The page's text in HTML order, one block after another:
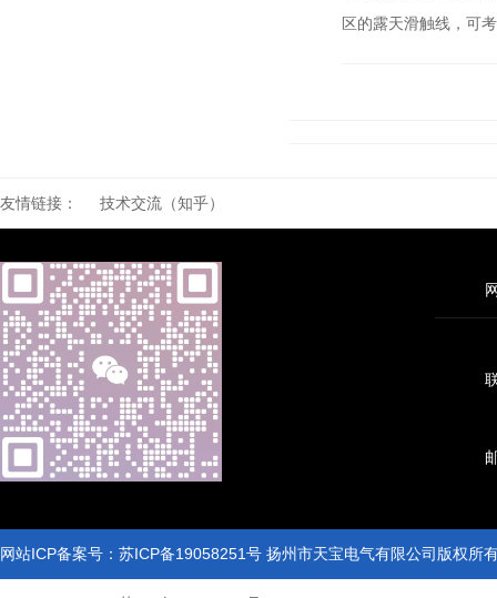
区的露天滑触线，可
友情链接： 技术交流（知乎）
网站ICP备案号：苏ICP备19058251号 扬州市天宝电气有限公司版权